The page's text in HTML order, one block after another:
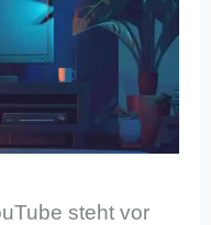
steht vor